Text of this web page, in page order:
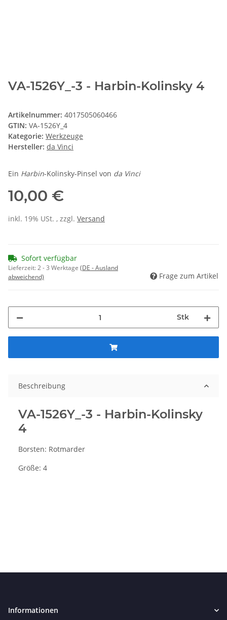
VA-1526Y_-3 - Harbin-Kolinsky 4
Artikelnummer: 4017505060466
GTIN: VA-1526Y_4
Kategorie: Werkzeuge
Hersteller: da Vinci
Ein Harbin-Kolinsky-Pinsel von da Vinci
10,00 €
inkl. 19% USt. , zzgl. Versand
Sofort verfügbar
Lieferzeit:2 - 3 Werktage (DE - Ausland
abweichend)
Frage zum Artikel
Stk
Beschreibung
VA-1526Y_-3 - Harbin-Kolinsky
4
Borsten: Rotmarder
Größe: 4
Informationen